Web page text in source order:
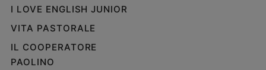
Libri
Musica
Famiglia
I LOVE ENGLISH JUNIOR
VITA PASTORALE
IL COOPERATORE
PAOLINO